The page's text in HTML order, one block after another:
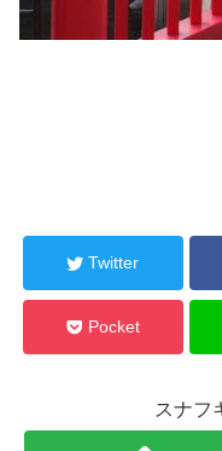
Twitter
Pocket
スナフ